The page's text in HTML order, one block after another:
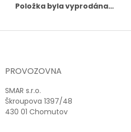
Položka byla vyprodána…
PROVOZOVNA
SMAR s.r.o.
Škroupova 1397/48
430 01 Chomutov